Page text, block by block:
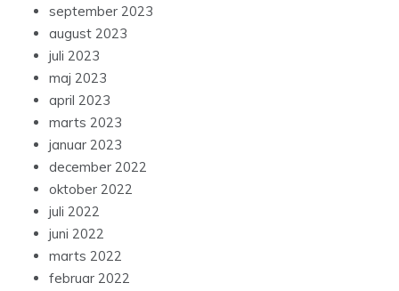
september 2023
august 2023
juli 2023
maj 2023
april 2023
marts 2023
januar 2023
december 2022
oktober 2022
juli 2022
juni 2022
marts 2022
februar 2022